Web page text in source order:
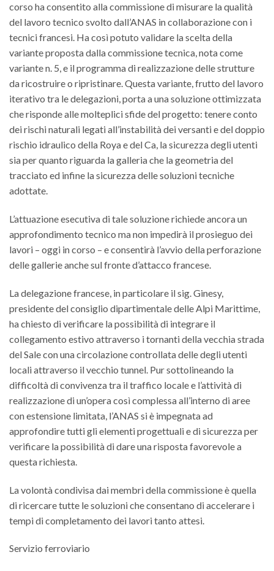
corso ha consentito alla commissione di misurare la qualità
del lavoro tecnico svolto dall’ANAS in collaborazione con i
tecnici francesi. Ha così potuto validare la scelta della
variante proposta dalla commissione tecnica, nota come
variante n. 5, e il programma di realizzazione delle strutture
da ricostruire o ripristinare. Questa variante, frutto del lavoro
iterativo tra le delegazioni, porta a una soluzione ottimizzata
che risponde alle molteplici sfide del progetto: tenere conto
dei rischi naturali legati all’instabilità dei versanti e del doppio
rischio idraulico della Roya e del Ca, la sicurezza degli utenti
sia per quanto riguarda la galleria che la geometria del
tracciato ed infine la sicurezza delle soluzioni tecniche
adottate.
L’attuazione esecutiva di tale soluzione richiede ancora un
approfondimento tecnico ma non impedirà il prosieguo dei
lavori – oggi in corso – e consentirà l’avvio della perforazione
delle gallerie anche sul fronte d’attacco francese.
La delegazione francese, in particolare il sig. Ginesy,
presidente del consiglio dipartimentale delle Alpi Marittime,
ha chiesto di verificare la possibilità di integrare il
collegamento estivo attraverso i tornanti della vecchia strada
del Sale con una circolazione controllata delle degli utenti
locali attraverso il vecchio tunnel. Pur sottolineando la
difficoltà di convivenza tra il traffico locale e l’attività di
realizzazione di un’opera così complessa all’interno di aree
con estensione limitata, l’ANAS si è impegnata ad
approfondire tutti gli elementi progettuali e di sicurezza per
verificare la possibilità di dare una risposta favorevole a
questa richiesta.
La volontà condivisa dai membri della commissione è quella
di ricercare tutte le soluzioni che consentano di accelerare i
tempi di completamento dei lavori tanto attesi.
Servizio ferroviario